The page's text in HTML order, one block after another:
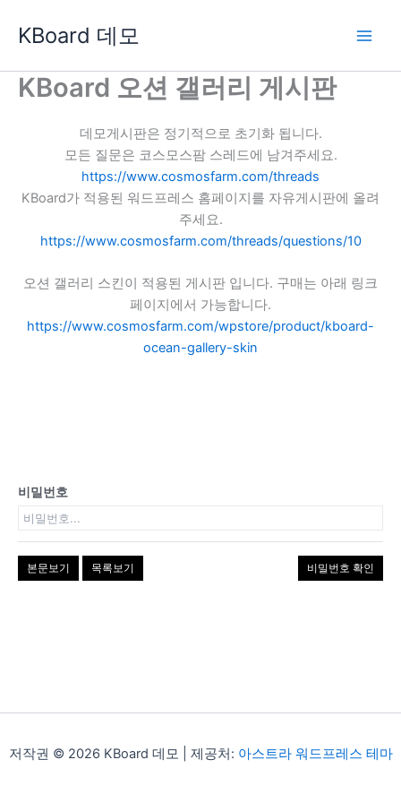
로
KBoard 데모
KBoard 오션 갤러리 게시판
데모게시판은 정기적으로 초기화 됩니다.
모든 질문은 코스모스팜 스레드에 남겨주세요.
https://www.cosmosfarm.com/threads
KBoard가 적용된 워드프레스 홈페이지를 자유게시판에 올려
주세요.
https://www.cosmosfarm.com/threads/questions/10
오션 갤러리 스킨이 적용된 게시판 입니다. 구매는 아래 링크
페이지에서 가능합니다.
https://www.cosmosfarm.com/wpstore/product/kboard-
ocean-gallery-skin
비밀번호
본문보기 목록보기 비밀번호 확인
저작권 © 2026 KBoard 데모 | 제공처: 아스트라 워드프레스 테마